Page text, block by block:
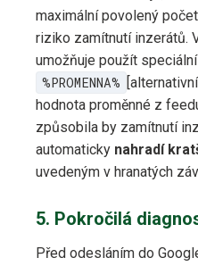
maximální povolený
riziko zamítnutí inzerátů.
umožňuje použít
%PROMENNA%
hodnota proměnné z
způsobila by zamítnutí
automaticky nahradí
uvedeným v hranatých
5. Pokročilá
Před odesláním do